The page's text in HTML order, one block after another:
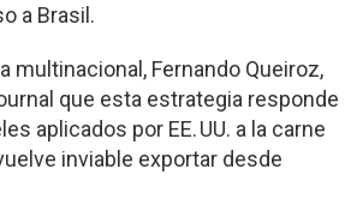
a Brasil.
multinacional, Fernando Queiroz,
que esta estrategia responde
aplicados por EE. UU. a la carne
inviable exportar desde